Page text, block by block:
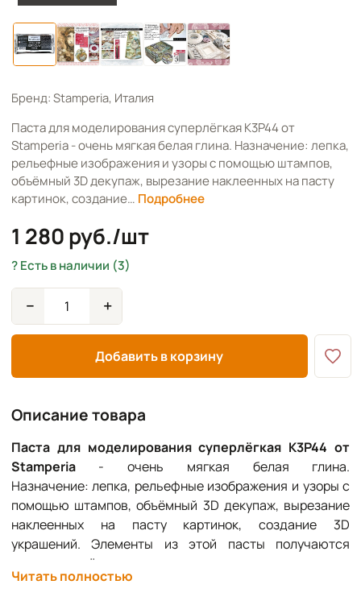
Бренд: Stamperia, Италия
Паста для моделирования суперлёгкая K3P44 от
Stamperia - очень мягкая белая глина. Назначение: лепка,
рельефные изображения и узоры с помощью штампов,
объёмный 3D декупаж, вырезание наклеенных на пасту
картинок, создание… Подробнее
1 280 руб./шт
Есть в наличии (3)
− +
Добавить в корзину
Описание товара
Паста для моделирования суперлёгкая K3P44 от
Stamperia- очень мягкая белая глина.
Назначение: лепка, рельефные изображения и узоры с
помощью штампов, объёмный 3D декупаж, вырезание
наклеенных на пасту картинок, создание 3D
украшений. Элементы из этой пасты получаются
настолько лёгкими, что их можно использовать для
украшения открыток и в скрапбукинге, практически
Читать полностью